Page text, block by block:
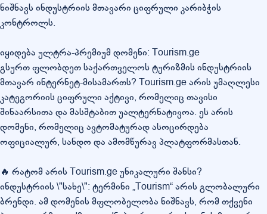
ნიშნავს ინდუსტრიის მთავარი ციფრული კარიბჭის
კონტროლს.
იყიდება ულტრა-პრემიუმ დომენი: Tourism.ge
გსურთ ფლობდეთ საქართველოს ტურიზმის ინდუსტრიის
მთავარ ინტერნეტ-მისამართს? Tourism.ge არის უმაღლესი
კატეგორიის ციფრული აქტივი, რომელიც თავისი
შინაარსითა და მასშტაბით უალტერნატივოა. ეს არის
დომენი, რომელიც ავტომატურად ასოცირდება
ოფიციალურ, სანდო და ამომწურავ პლატფორმასთან.
🔥 რატომ არის Tourism.ge უნიკალური შანსი?
ინდუსტრიის \"სახე\": ტერმინი „Tourism“ არის გლობალური
ბრენდი. ამ დომენის მფლობელობა ნიშნავს, რომ თქვენი